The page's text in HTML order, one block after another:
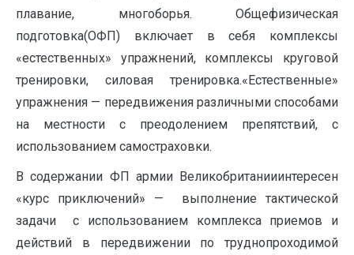
плавание, многоборья. Общефизическая
подготовка(ОФП) включает в себя комплексы
«естественных» упражнений, комплексы круговой
тренировки, силовая тренировка.«Естественные»
упражнения — передвижения различными способами
на местности с преодолением препятствий, с
использованием самостраховки.
В содержании ФП армии Великобританииинтересен
«курс приключений» — выполнение тактической
задачи с использованием комплекса приемов и
действий в передвижении по труднопроходимой